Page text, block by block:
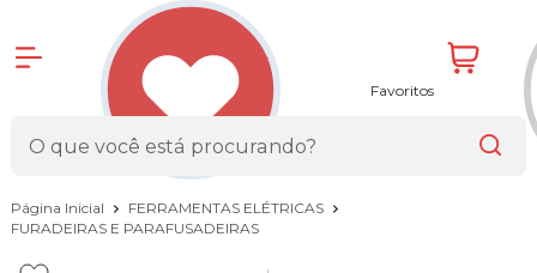
Favoritos
Página Inicial
FERRAMENTAS ELÉTRICAS
FURADEIRAS E PARAFUSADEIRAS